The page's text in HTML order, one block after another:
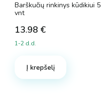
Barškučių rinkinys kūdikiui 5
vnt
13.98 €
1-2 d.d.
Į krepšelį